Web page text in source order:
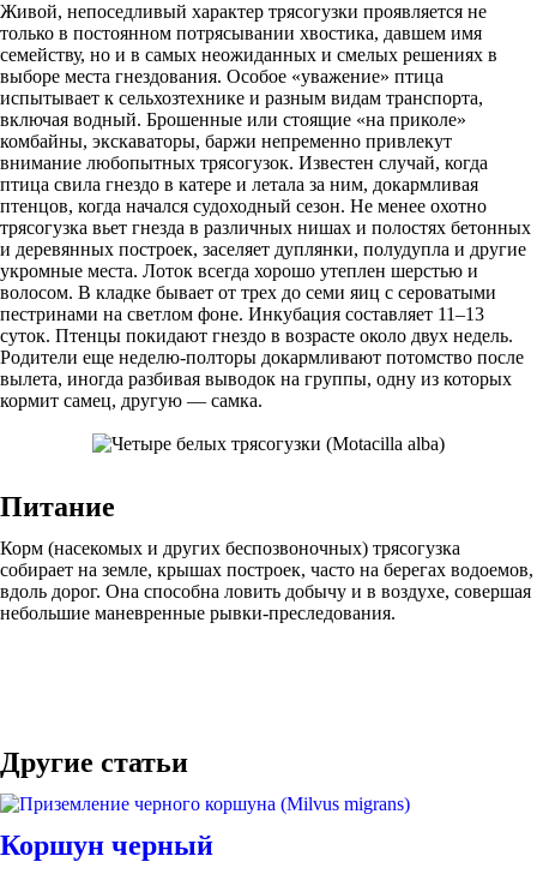
Живой, непоседливый характер трясогузки проявляется не
только в постоянном потрясывании хвостика, давшем имя
семейству, но и в самых неожиданных и смелых решениях в
выборе места гнездования. Особое «уважение» птица
испытывает к сельхозтехнике и разным видам транспорта,
включая водный. Брошенные или стоящие «на приколе»
комбайны, экскаваторы, баржи непременно привлекут
внимание любопытных трясогузок. Известен случай, когда
птица свила гнездо в катере и летала за ним, докармливая
птенцов, когда начался судоходный сезон. Не менее охотно
трясогузка вьет гнезда в различных нишах и полостях бетонных
и деревянных построек, заселяет дуплянки, полудупла и другие
укромные места. Лоток всегда хорошо утеплен шерстью и
волосом. В кладке бывает от трех до семи яиц с сероватыми
пестринами на светлом фоне. Инкубация составляет 11–13
суток. Птенцы покидают гнездо в возрасте около двух недель.
Родители еще неделю-полторы докармливают потомство после
вылета, иногда разбивая выводок на группы, одну из которых
кормит самец, другую — самка.
Питание
Корм (насекомых и других беспозвоночных) трясогузка
собирает на земле, крышах построек, часто на берегах водоемов,
вдоль дорог. Она способна ловить добычу и в воздухе, совершая
небольшие маневренные рывки-преследования.
Другие статьи
Коршун черный